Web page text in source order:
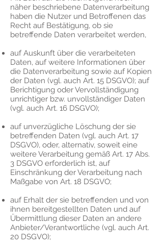
näher beschriebene Datenverarbeitung
haben die Nutzer und Betroffenen das
Recht auf Bestätigung, ob sie
betreffende Daten verarbeitet werden,
auf Auskunft über die verarbeiteten
Daten, auf weitere Informationen über
die Datenverarbeitung sowie auf Kopien
der Daten (vgl. auch Art. 15 DSGVO); auf
Berichtigung oder Vervollständigung
unrichtiger bzw. unvollständiger Daten
(vgl. auch Art. 16 DSGVO);
auf unverzügliche Löschung der sie
betreffenden Daten (vgl. auch Art. 17
DSGVO), oder, alternativ, soweit eine
weitere Verarbeitung gemäß Art. 17 Abs.
3 DSGVO erforderlich ist, auf
Einschränkung der Verarbeitung nach
Maßgabe von Art. 18 DSGVO;
auf Erhalt der sie betreffenden und von
ihnen bereitgestellten Daten und auf
Übermittlung dieser Daten an andere
Anbieter/Verantwortliche (vgl. auch Art.
20 DSGVO);